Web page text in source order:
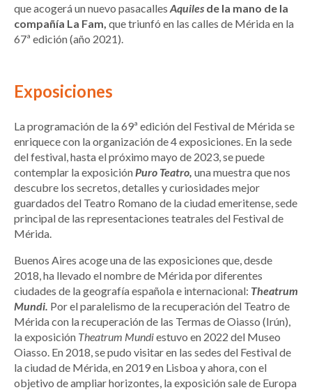
que acogerá un nuevo pasacalles Aquiles de la mano de la
compañía La Fam, que triunfó en las calles de Mérida en la
67ª edición (año 2021).
Exposiciones
La programación de la 69ª edición del Festival de Mérida se
enriquece con la organización de 4 exposiciones. En la sede
del festival, hasta el próximo mayo de 2023, se puede
contemplar la exposición Puro Teatro, una muestra que nos
descubre los secretos, detalles y curiosidades mejor
guardados del Teatro Romano de la ciudad emeritense, sede
principal de las representaciones teatrales del Festival de
Mérida.
Buenos Aires acoge una de las exposiciones que, desde
2018, ha llevado el nombre de Mérida por diferentes
ciudades de la geografía española e internacional: Theatrum
Mundi. Por el paralelismo de la recuperación del Teatro de
Mérida con la recuperación de las Termas de Oiasso (Irún),
la exposición Theatrum Mundiestuvo en 2022 del Museo
Oiasso. En 2018, se pudo visitar en las sedes del Festival de
la ciudad de Mérida, en 2019 en Lisboa y ahora, con el
objetivo de ampliar horizontes, la exposición sale de Europa